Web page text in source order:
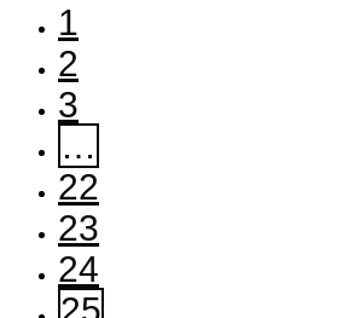
1
2
3
…
22
23
24
25